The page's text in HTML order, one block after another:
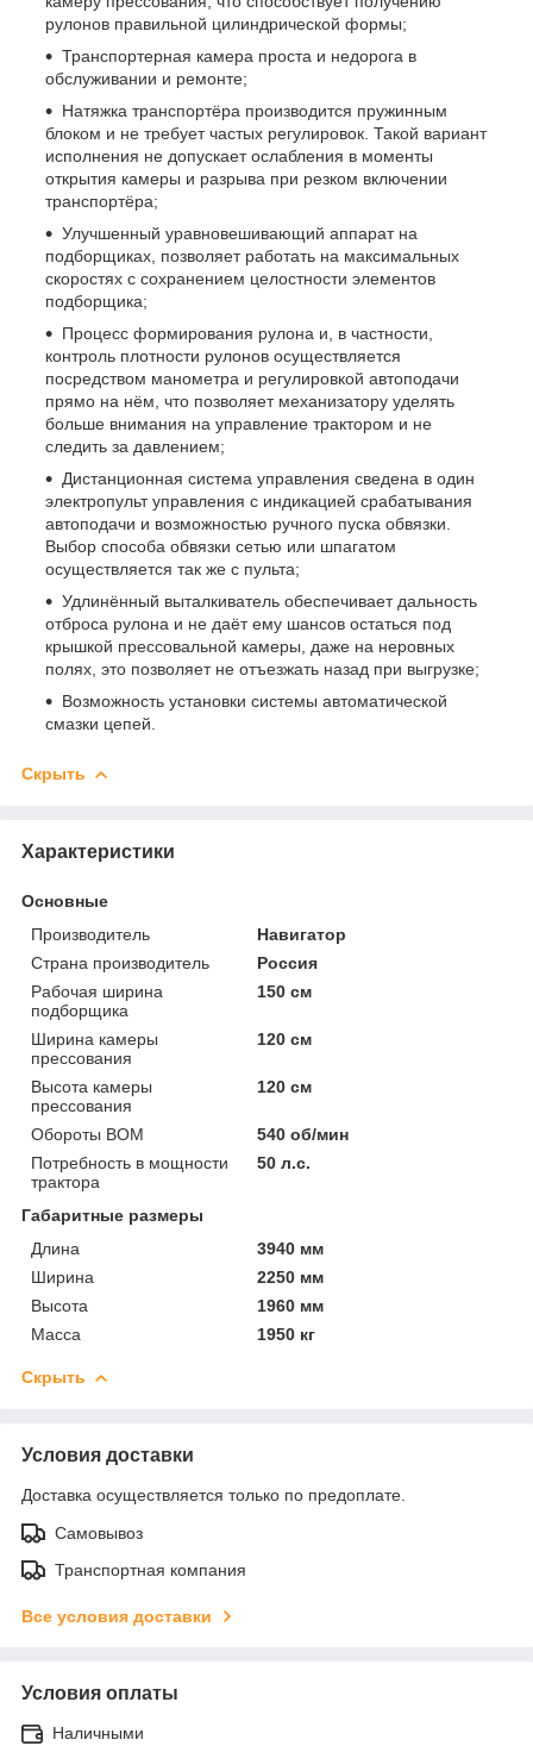
рулонов правильной цилиндрической формы;
Транспортерная камера проста и недорога в
обслуживании и ремонте;
Натяжка транспортёра производится пружинным
блоком и не требует частых регулировок. Такой вариант
исполнения не допускает ослабления в моменты
открытия камеры и разрыва при резком включении
транспортёра;
Улучшенный уравновешивающий аппарат на
подборщиках, позволяет работать на максимальных
скоростях с сохранением целостности элементов
подборщика;
Процесс формирования рулона и, в частности,
контроль плотности рулонов осуществляется
посредством манометра и регулировкой автоподачи
прямо на нём, что позволяет механизатору уделять
больше внимания на управление трактором и не
следить за давлением;
Дистанционная система управления сведена в один
электропульт управления с индикацией срабатывания
автоподачи и возможностью ручного пуска обвязки.
Выбор способа обвязки сетью или шпагатом
осуществляется так же с пульта;
Удлинённый выталкиватель обеспечивает дальность
отброса рулона и не даёт ему шансов остаться под
крышкой прессовальной камеры, даже на неровных
полях, это позволяет не отъезжать назад при выгрузке;
Возможность установки системы автоматической
смазки цепей.
Скрыть
Характеристики
Основные
Производитель
Навигатор
Страна производитель
Россия
Рабочая ширина
подборщика
150 см
Ширина камеры
прессования
120 см
Высота камеры
прессования
120 см
Обороты ВОМ
540 об/мин
Потребность в мощности
трактора
50 л.с.
Габаритные размеры
Длина
3940 мм
Ширина
2250 мм
Высота
1960 мм
Масса
1950 кг
Скрыть
Условия доставки
Доставка осуществляется только по предоплате.
Самовывоз
Транспортная компания
Все условия доставки
Условия оплаты
Наличными